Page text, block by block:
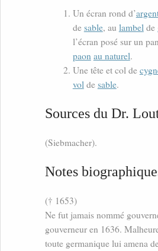
Un écran rond d’
de sable, au lambelde
l’écran posé sur un
paon au naturel.
Une tête et col de
volde sable.
Sources du Dr.
(Siebmacher).
Notes
(† 1653)
Ne fut jamais nommé
gouverneur en 1636.
toute germanique lui amena